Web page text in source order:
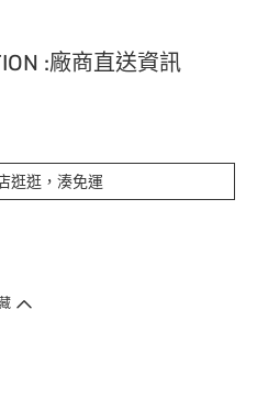
:廠商直送資訊
逛逛，湊免運